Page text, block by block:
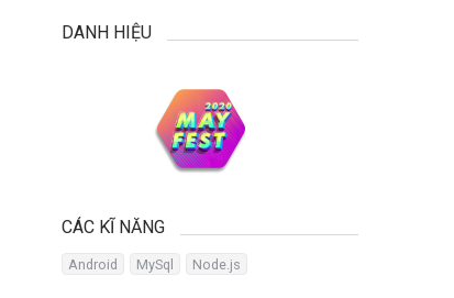
DANH HIỆU
CÁC KĨ NĂNG
Android MySql Node.js